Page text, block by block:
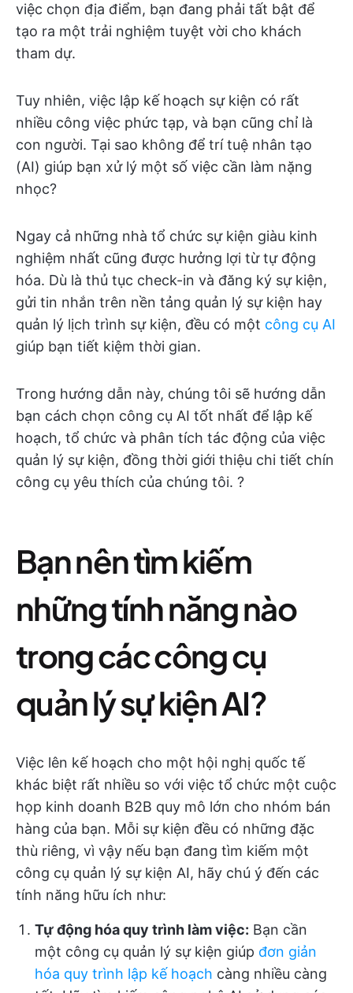
việc chọn địa điểm, bạn đang phải tất bật để
tạo ra một trải nghiệm tuyệt vời cho khách
tham dự.
Tuy nhiên, việc lập kế hoạch sự kiện có rất
nhiều công việc phức tạp, và bạn cũng chỉ là
con người. Tại sao không để trí tuệ nhân tạo
(AI) giúp bạn xử lý một số việc cần làm nặng
nhọc?
Ngay cả những nhà tổ chức sự kiện giàu kinh
nghiệm nhất cũng được hưởng lợi từ tự động
hóa. Dù là thủ tục check-in và đăng ký sự kiện,
gửi tin nhắn trên nền tảng quản lý sự kiện hay
quản lý lịch trình sự kiện, đều có một công cụ AI
giúp bạn tiết kiệm thời gian.
Trong hướng dẫn này, chúng tôi sẽ hướng dẫn
bạn cách chọn công cụ AI tốt nhất để lập kế
hoạch, tổ chức và phân tích tác động của việc
quản lý sự kiện, đồng thời giới thiệu chi tiết chín
công cụ yêu thích của chúng tôi. ?️
Bạn nên tìm kiếm
những tính năng nào
trong các công cụ
quản lý sự kiện AI?
Việc lên kế hoạch cho một hội nghị quốc tế
khác biệt rất nhiều so với việc tổ chức một cuộc
họp kinh doanh B2B quy mô lớn cho nhóm bán
hàng của bạn. Mỗi sự kiện đều có những đặc
thù riêng, vì vậy nếu bạn đang tìm kiếm một
công cụ quản lý sự kiện AI, hãy chú ý đến các
tính năng hữu ích như:
Tự động hóa quy trình làm việc: Bạn cần
một công cụ quản lý sự kiện giúp đơn giản
hóa quy trình lập kế hoạch càng nhiều càng